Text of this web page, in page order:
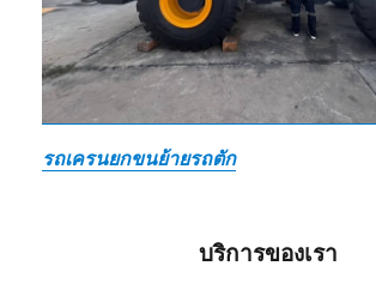
รถเครนยกขนย้ายรถตัก
บริการของเรา